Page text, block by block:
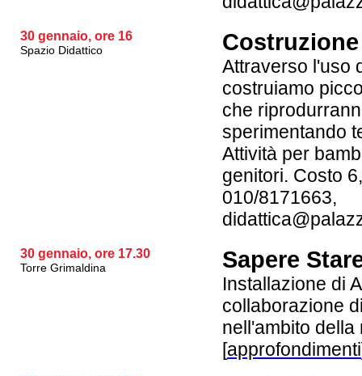
30 gennaio, ore 16
Spazio Didattico
Attraverso l'uso
costruiamo
che
sperimentando
Attività per
genitori. Costo
010/8171663,
30 gennaio, ore 17.30
Torre Grimaldina Sapere
Installazione di
collaborazione
nell'ambito
[approfondimenti